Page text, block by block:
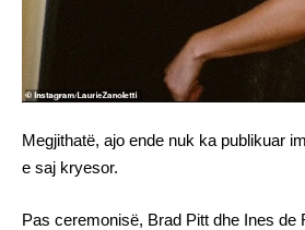
Megjithatë, ajo ende nuk ka publikuar
e saj kryesor.
Pas ceremonisë, Brad Pitt dhe Ines de